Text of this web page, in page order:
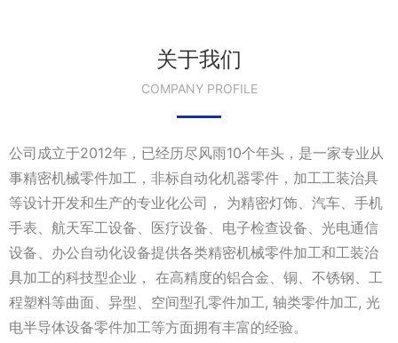
关于我们
COMPANY PROFILE
公司成立于2012年，已经历尽风雨10个年头，是一家专业从
事精密机械零件加工，非标自动化机器零件，加工工装治具
等设计开发和生产的专业化公司， 为精密灯饰、汽车、手机
手表、航天军工设备、医疗设备、电子检查设备、光电通信
设备、办公自动化设备提供各类精密机械零件加工和工装治
具加工的科技型企业， 在高精度的铝合金、铜、不锈钢、工
程塑料等曲面、异型、空间型孔零件加工, 轴类零件加工, 光
电半导体设备零件加工等方面拥有丰富的经验。